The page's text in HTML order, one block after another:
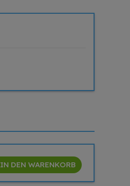
IN DEN WARENKORB